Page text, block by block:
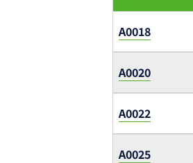
A0018
A0020
A0022
A0025